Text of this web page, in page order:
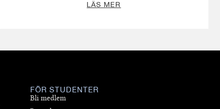
LÄS MER
FÖR STUDENTER
Bli medlem